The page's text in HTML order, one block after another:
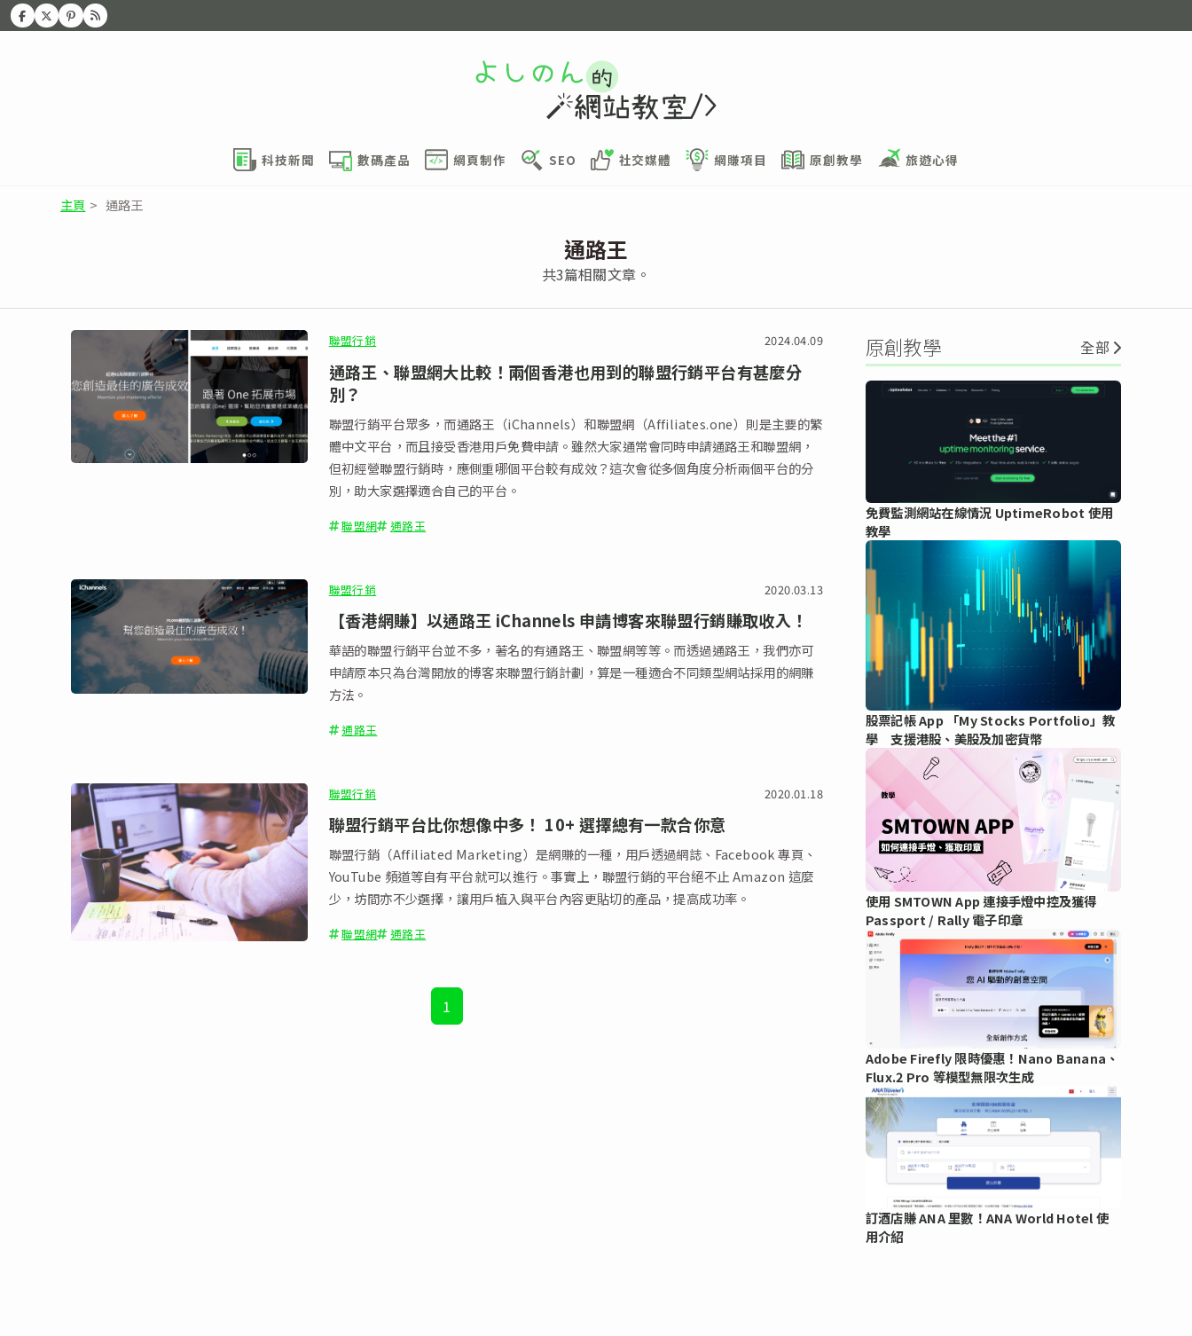
科技新聞 數碼產品 網頁制作 SEO 社交媒體 網賺項目 原創教學 旅遊心得
主頁 > 通路王
通路王
共3篇相關文章。
聯盟行銷 2024.04.09
通路王、聯盟網大比較！兩個香港也用到的聯盟行銷平台有甚麼分
別？
聯盟行銷平台眾多，而通路王（iChannels）和聯盟網（Affiliates.one）則是主要的繁
體中文平台，而且接受香港用戶免費申請。雖然大家通常會同時申請通路王和聯盟網，
但初經營聯盟行銷時，應側重哪個平台較有成效？這次會從多個角度分析兩個平台的分
別，助大家選擇適合自己的平台。
聯盟網 通路王
聯盟行銷 2020.03.13
【香港網賺】以通路王 iChannels 申請博客來聯盟行銷賺取收入！
華語的聯盟行銷平台並不多，著名的有通路王、聯盟網等等。而透過通路王，我們亦可
申請原本只為台灣開放的博客來聯盟行銷計劃，算是一種適合不同類型網站採用的網賺
方法。
通路王
聯盟行銷 2020.01.18
聯盟行銷平台比你想像中多！ 10+ 選擇總有一款合你意
聯盟行銷（Affiliated Marketing）是網賺的一種，用戶透過網誌、Facebook 專頁、
YouTube 頻道等自有平台就可以進行。事實上，聯盟行銷的平台絕不止 Amazon 這麼
少，坊間亦不少選擇，讓用戶植入與平台內容更貼切的產品，提高成功率。
聯盟網 通路王
1
原創教學 全部
免費監測網站在線情況 UptimeRobot 使用
教學
股票記帳 App 「My Stocks Portfolio」教
學 支援港股、美股及加密貨幣
使用 SMTOWN App 連接手燈中控及獲得
Passport / Rally 電子印章
Adobe Firefly 限時優惠！Nano Banana、
Flux.2 Pro 等模型無限次生成
訂酒店賺 ANA 里數！ANA World Hotel 使
用介紹